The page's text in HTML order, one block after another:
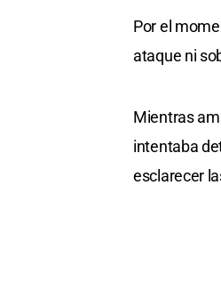
Por el
ataque ni
Mientras
intentaba
esclarecer